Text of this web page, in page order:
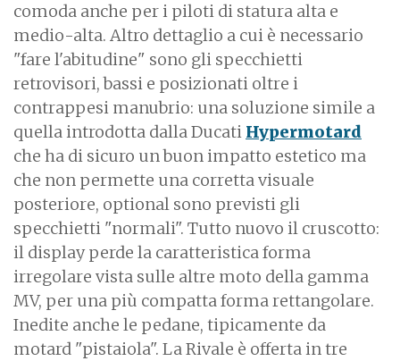
comoda anche per i piloti di statura alta e
medio-alta. Altro dettaglio a cui è necessario
"fare l'abitudine" sono gli specchietti
retrovisori, bassi e posizionati oltre i
contrappesi manubrio: una soluzione simile a
quella introdotta dalla Ducati Hypermotard
che ha di sicuro un buon impatto estetico ma
che non permette una corretta visuale
posteriore, optional sono previsti gli
specchietti "normali". Tutto nuovo il cruscotto:
il display perde la caratteristica forma
irregolare vista sulle altre moto della gamma
MV, per una più compatta forma rettangolare.
Inedite anche le pedane, tipicamente da
motard "pistaiola". La Rivale è offerta in tre